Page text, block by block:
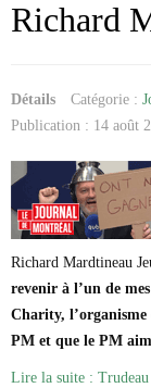
Richard
Détails Catégorie :
Publication : 14 août
Richard Mardtineau
revenir à l’un de
Charity,
PM et que le PM
Lire la suite :